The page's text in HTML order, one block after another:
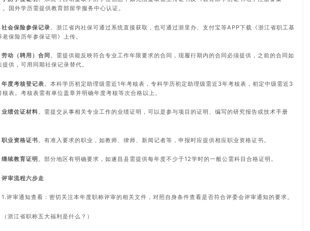
。国外学历需提供教育部留学服务中心认证。
社会保险参保记录。浙江省内社保可通过系统直接获取，也可通过浙里办、支付宝等APP下载《浙江省职工基
老保险历年参保证明》上传。
劳动（聘用）合同 。需提供能反映符合专业工作年限要求的合同，现履行期内的合同必须提供，之前的合同如
提供，可用同期社保记录替代。
年度考核登记表。本科学历初定助理级需近1年考核表，专科学历初定助理级需近3年考核表，初定中级需近3
核表。考核表需有单位盖章并明确年度考核等次合格以上。
业绩佐证材料。需提交从事相关专业工作的业绩证明，可以是参与项目的证明、编写的研究报告或技术手册
职业资格证书。有准入要求的职业，如教师、律师、新闻记者等，申报时应提供相应职业资格证书。
继续教育证明 。部分地区有明确要求，如遂昌县需提供每年度不少于12学时的一般公需科目合格证明。
评审流程六步走
1.评审通知查看：密切关注本年度职称评审的相关文件，对照自身条件查看是否符合评委会评审通知的要求。
（浙江省职称五大福利是什么？）